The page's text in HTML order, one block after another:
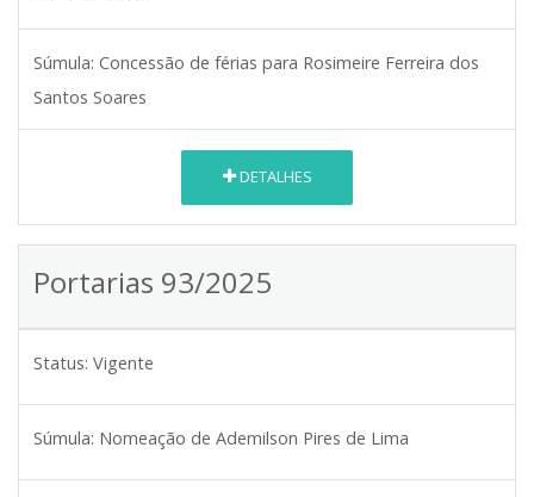
Súmula: Concessão de férias para Rosimeire Ferreira dos
Santos Soares
DETALHES
Portarias 93/2025
Status: Vigente
Súmula: Nomeação de Ademilson Pires de Lima